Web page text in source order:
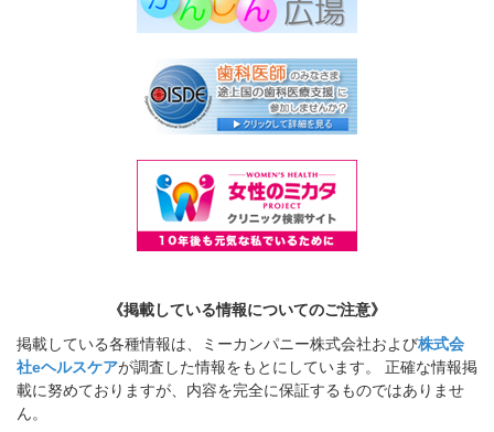
《掲載している情報についてのご注意》
掲載している各種情報は、ミーカンパニー株式会社および株式会
社eヘルスケアが調査した情報をもとにしています。 正確な情報掲
載に努めておりますが、内容を完全に保証するものではありませ
ん。